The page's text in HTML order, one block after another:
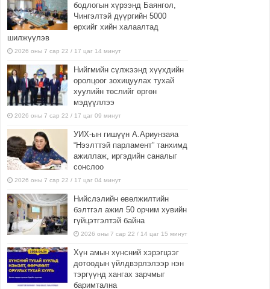
бодлогын хүрээнд Баянгол,
Чингэлтэй дүүргийн 5000
өрхийг хийн халаалтад
шилжүүлэв
2026 оны 7 сар 22 / 17 цаг 14 минут
Нийгмийн сүлжээнд хүүхдийн
оролцоог зохицуулах тухай
хуулийн төслийг өргөн
мэдүүллээ
2026 оны 7 сар 22 / 17 цаг 09 минут
УИХ-ын гишүүн А.Ариунзаяа
“Нээлттэй парламент” танхимд
ажиллаж, иргэдийн саналыг
сонслоо
2026 оны 7 сар 22 / 17 цаг 04 минут
Нийслэлийн өвөлжилтийн
бэлтгэл ажил 50 орчим хувийн
гүйцэтгэлтэй байна
2026 оны 7 сар 22 / 14 цаг 15 минут
Хүн амын хүнсний хэрэгцээг
дотоодын үйлдвэрлэлээр нэн
тэргүүнд хангах зарчмыг
баримтална